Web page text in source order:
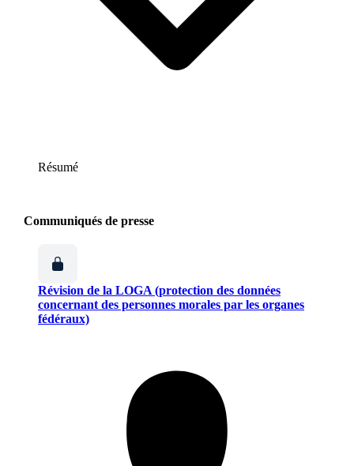
Résumé
Communiqués de presse
Révision de la LOGA (protection des données
concernant des personnes morales par les organes
fédéraux)